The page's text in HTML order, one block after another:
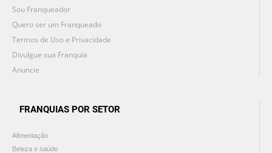
Sou Franqueador
Quero ser um Franqueado
Termos de Uso e Privacidade
Divulgue sua Franquia
Anuncie
FRANQUIAS POR SETOR
Alimentação
Beleza e saúde